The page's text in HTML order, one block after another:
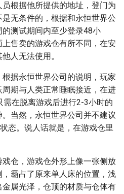
根据他所提供的地址，登门为
无条件的，根据和永恒世界公
测试期间内至少登录48小
售卖的游戏仓有所不同，在安
人无法使用。
据永恒世界公司的说明，玩家
期与人类正常睡眠接近，在进
在脱离游戏后进行2-3小时的
当然，永恒世界公司并不建议
态。说人话就是，在游戏仓里
仓，游戏仓外形上像一张侧放
霸占了原来单人床的位置，浅
属光泽，仓顶的材质与仓体有